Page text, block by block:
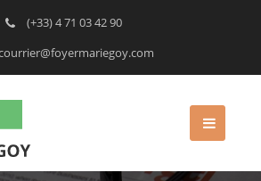
(+33) 4 71 03 42 90